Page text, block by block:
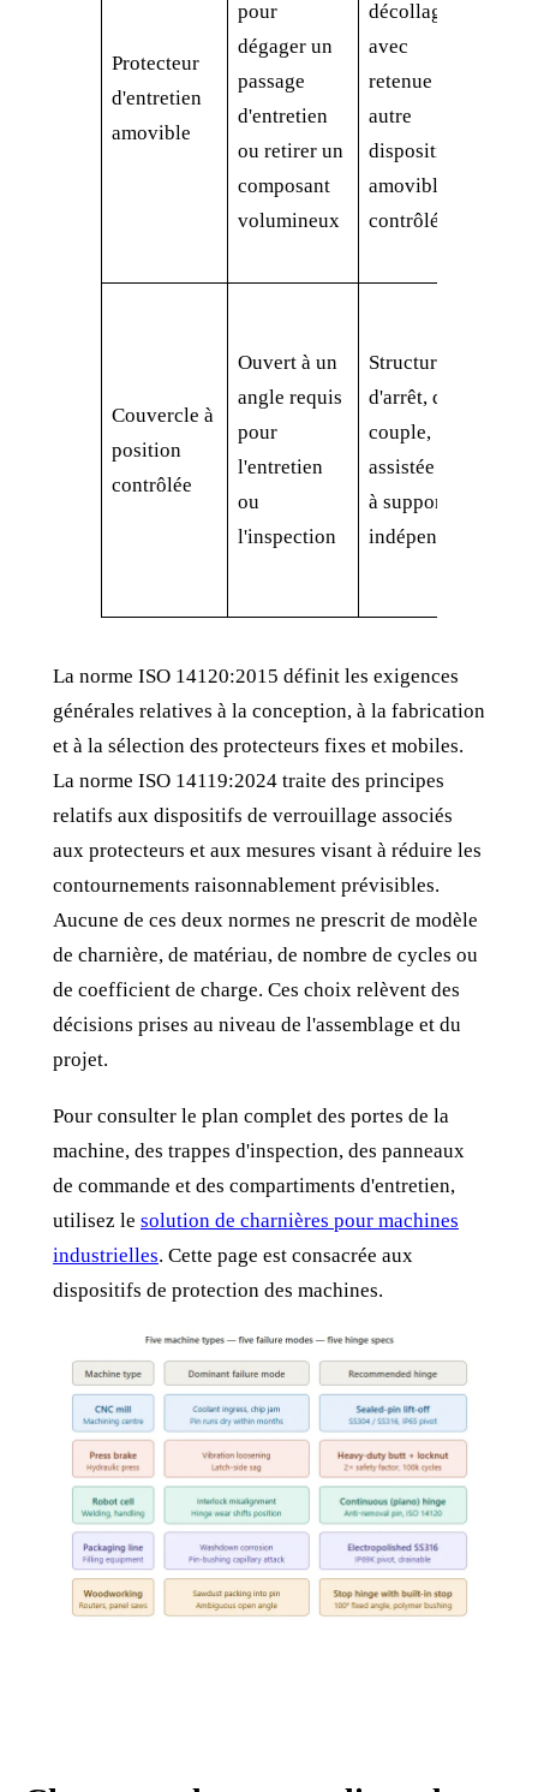
Protecteur
d'entretien
amovible
pour
dégager un
passage
d'entretien
ou retirer un
composant
volumineux
décollage
avec
retenue ou
autre
dispositif
amovible
contrôlé
Couvercle à
position
contrôlée
Ouvert à un
angle requis
pour
l'entretien
ou
l'inspection
Structure
d'arrêt, de
couple,
assistée ou
à support
indépendant
La norme ISO 14120:2015 définit les exigences
générales relatives à la conception, à la fabrication
et à la sélection des protecteurs fixes et mobiles.
La norme ISO 14119:2024 traite des principes
relatifs aux dispositifs de verrouillage associés
aux protecteurs et aux mesures visant à réduire les
contournements raisonnablement prévisibles.
Aucune de ces deux normes ne prescrit de modèle
de charnière, de matériau, de nombre de cycles ou
de coefficient de charge. Ces choix relèvent des
décisions prises au niveau de l'assemblage et du
projet.
Pour consulter le plan complet des portes de la
machine, des trappes d'inspection, des panneaux
de commande et des compartiments d'entretien,
utilisez le solution de charnières pour machines
industrielles. Cette page est consacrée aux
dispositifs de protection des machines.